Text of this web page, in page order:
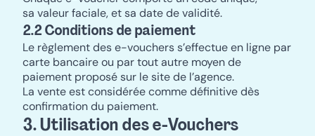
sa valeur faciale, et sa date de validité.
2.2 Conditions de paiement
Le règlement des e-vouchers s’effectue en ligne par
carte bancaire ou par tout autre moyen de
paiement proposé sur le site de l’agence.
La vente est considérée comme définitive dès
confirmation du paiement.
3. Utilisation des e-Vouchers